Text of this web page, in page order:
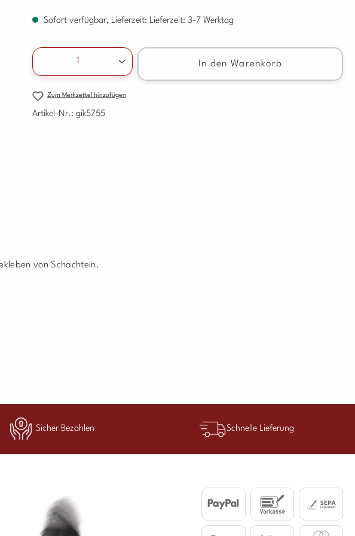
Sofort verfügbar, Lieferzeit: Lieferzeit: 3-7 Werktag
Produkt Anzahl: Gib den gewünschten Wert ein oder
In den Warenkorb
Zum Merkzettel hinzufügen
Artikel-Nr.: gik5755
von Schachteln.
Sicher Bezahlen Schnelle Lieferung